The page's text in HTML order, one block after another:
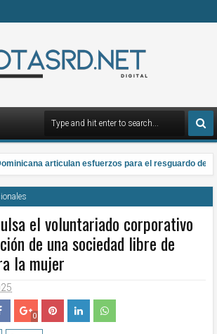
articulan esfuerzos para el resguardo del
de Poesía Salomé Ureña de Henríquez 2026
el voluntariado corporativo
de una sociedad libre de
la mujer
0